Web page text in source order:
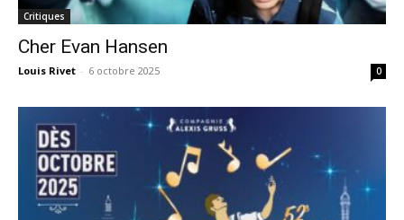
Critiques
Cher Evan Hansen
Louis Rivet - 6 octobre 2025 0